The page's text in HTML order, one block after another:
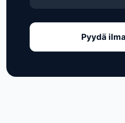
Pyydä